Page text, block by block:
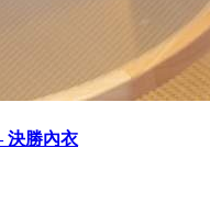
決勝內衣